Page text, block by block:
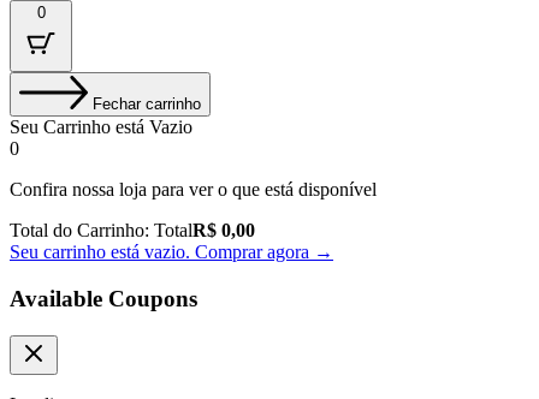
0
Fechar carrinho
Seu Carrinho está Vazio
0
Confira nossa loja para ver o que está disponível
Total do Carrinho: TotalR$ 0,00
Seu carrinho está vazio. Comprar agora →
Available Coupons